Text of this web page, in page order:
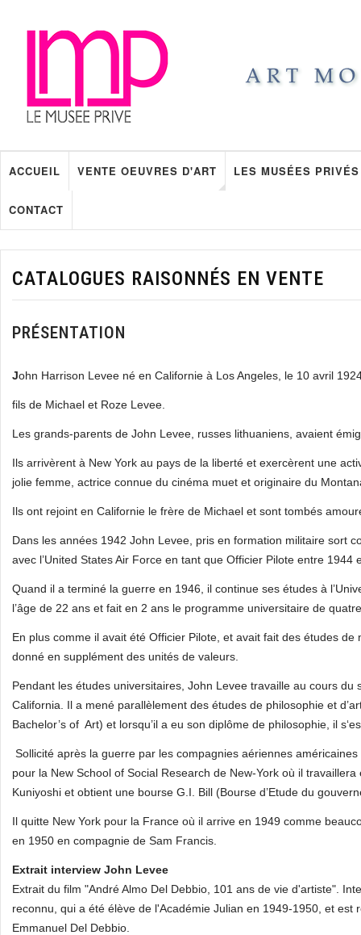
ACCUEIL VENTE OEUVRES D'ART LES MUSÉES PRIVÉS
CONTACT
CATALOGUES RAISONNÉS EN VENTE
PRÉSENTATION
John Harrison Levee né en Californie à Los Angeles, le 10 avril
fils de Michael et Roze Levee.
Les grands-parents de John Levee, russes lithuaniens, avaient
Ils arrivèrent à New York au pays de la liberté et exercèrent une
jolie femme, actrice connue du cinéma muet et originaire du
Ils ont rejoint en Californie le frère de Michael et sont tombés
Dans les années 1942 John Levee, pris en formation militaire sort
avec l’United States Air Force en tant que Officier Pilote entre 1944
Quand il a terminé la guerre en 1946, il continue ses études à
l’âge de 22 ans et fait en 2 ans le programme universitaire de
En plus comme il avait été Officier Pilote, et avait fait des études
donné en supplément des unités de valeurs.
Pendant les études universitaires, John Levee travaille au cours
California. Il a mené parallèlement des études de philosophie et
Bachelor’s of Art) et lorsqu’il a eu son diplôme de philosophie, il
Sollicité après la guerre par les compagnies aériennes
pour la New School of Social Research de New‑York où il
Kuniyoshi et obtient une bourse G.I. Bill (Bourse d’Etude du
Il quitte New York pour la France où il arrive en 1949 comme
en 1950 en compagnie de Sam Francis.
Extrait interview John Levee
Extrait du film "André Almo Del Debbio, 101 ans de vie d'artiste".
reconnu, qui a été élève de l'Académie Julian en 1949-1950, et
Emmanuel Del Debbio.